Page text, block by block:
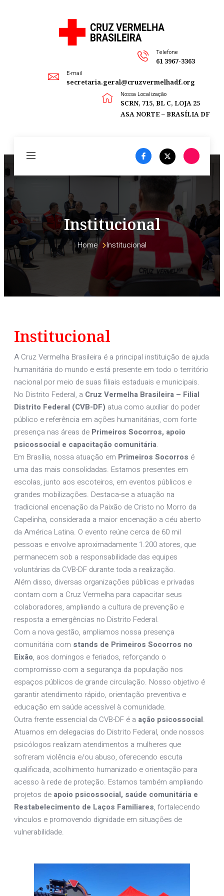
Telefone
61 3967-3363
E-mail
secretaria.geral@cruzvermelhadf.org
Nossa Localização
SCRN, 715, BL C, LOJA 25
ASA NORTE – BRASÍLIA DF
Institucional
Home Institucional
Institucional
A Cruz Vermelha Brasileira é a principal instituição de ajuda
humanitária do mundo e está presente em todo o território
nacional por meio de suas filiais estaduais e municipais.
No Distrito Federal, a Cruz Vermelha Brasileira – Filial
Distrito Federal (CVB-DF) atua como auxiliar do poder
público e referência em ações humanitárias, com forte
presença nas áreas de Primeiros Socorros, apoio
psicossocial e capacitação comunitária.
Em Brasília, nossa atuação em Primeiros Socorros é
uma das mais consolidadas. Estamos presentes em
escolas, junto aos escoteiros, em eventos públicos e
grandes mobilizações. Destaca-se a atuação na
tradicional encenação da Paixão de Cristo no Morro da
Capelinha, considerada a maior encenação a céu aberto
da América Latina. O evento reúne cerca de 60 mil
pessoas e envolve aproximadamente 1.200 atores, que
permanecem sob a responsabilidade das equipes
voluntárias da CVB-DF durante toda a realização.
Além disso, diversas organizações públicas e privadas
contam com a Cruz Vermelha para capacitar seus
colaboradores, ampliando a cultura de prevenção e
resposta a emergências no Distrito Federal.
Com a nova gestão, ampliamos nossa presença
comunitária com stands de Primeiros Socorros no
Eixão, aos domingos e feriados, reforçando o
compromisso com a segurança da população nos
espaços públicos de grande circulação. Nosso objetivo é
garantir atendimento rápido, orientação preventiva e
educação em saúde acessível à comunidade.
Outra frente essencial da CVB-DF é a ação psicossocial.
Atuamos em delegacias do Distrito Federal, onde nossos
psicólogos realizam atendimentos a mulheres que
sofreram violência e/ou abuso, oferecendo escuta
qualificada, acolhimento humanizado e orientação para
acesso à rede de proteção. Estamos também ampliando
projetos de apoio psicossocial, saúde comunitária e
Restabelecimento de Laços Familiares, fortalecendo
vínculos e promovendo dignidade em situações de
vulnerabilidade.